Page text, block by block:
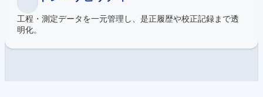
工程・測定データを一元管理し、是正履歴や校正記録まで透
明化。